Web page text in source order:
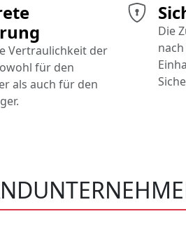
Die
Vertraulichkeit der
für den
als auch für den